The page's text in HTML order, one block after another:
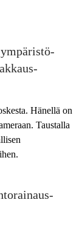
ympäristö­